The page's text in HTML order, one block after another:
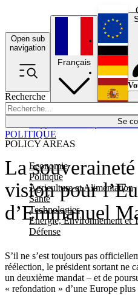
Open sub
navigation
Recherche
Se
POLICY AREAS
Economie
Politique
Agriculture et Alimentation
Santé
Technologies
Energie, Environnement et
Défense
Français
La
vision pour
d’Emmanuel
S’il ne s’est toujours pas
réélection, le président sortant ne
un deuxième mandat – et de
« refondation » d’une Europe plus
POLITIQUE